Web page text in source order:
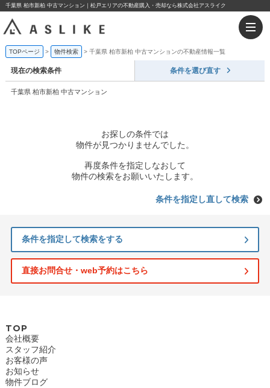
千葉県 柏市新柏 中古マンション｜松戸エリアの不動産購入・売却なら株式会社アスライク
TOPページ 物件検索 千葉県 柏市新柏 中古マンションの不動産情報一覧
現在の検索条件 条件を選び直す
千葉県 柏市新柏 中古マンション
お探しの条件では
物件が見つかりませんでした。
再度条件を指定しなおして
物件の検索をお願いいたします。
条件を指定し直して検索
条件を指定して検索をする
直接お問合せ・web予約はこちら
TOP
会社概要
スタッフ紹介
お客様の声
お知らせ
物件ブログ